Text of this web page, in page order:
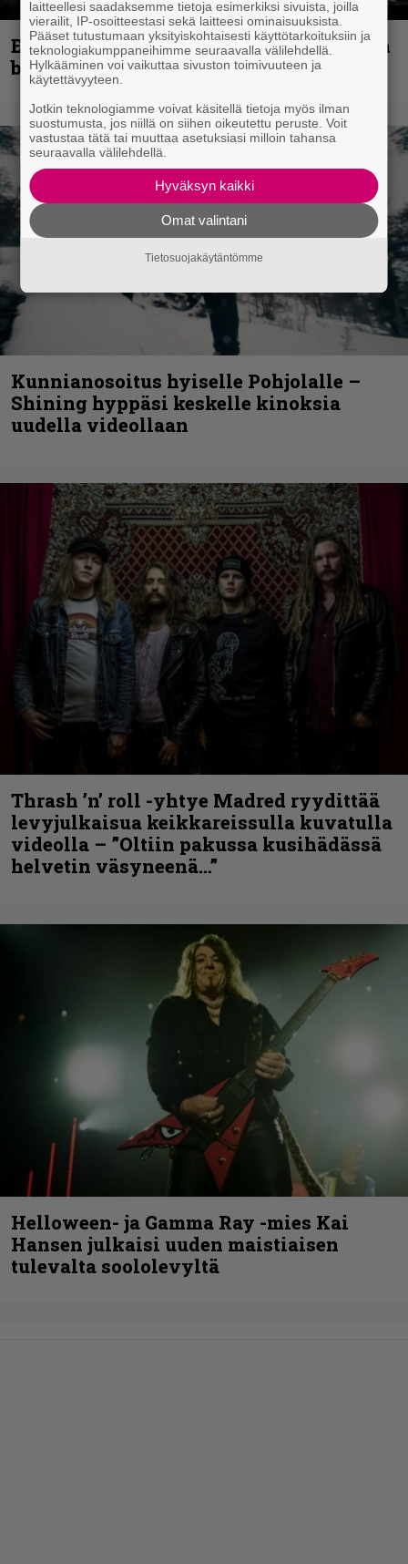
Espoon syyskuu käynnistyy kotimaisen
black metalin merkeissä
Kunnianosoitus hyiselle Pohjolalle –
Shining hyppäsi keskelle kinoksia
uudella videollaan
Thrash ’n’ roll -yhtye Madred ryydittää
levyjulkaisua keikkareissulla kuvatulla
videolla – ”Oltiin pakussa kusihädässä
helvetin väsyneenä…”
Helloween- ja Gamma Ray -mies Kai
Hansen julkaisi uuden maistiaisen
tulevalta soololevyltä
laitteellesi saadaksemme tietoja esimerkiksi sivuista, joilla
vierailit, IP-osoitteestasi sekä laitteesi ominaisuuksista.
Pääset tutustumaan yksityiskohtaisesti käyttötarkoituksiin ja
teknologiakumppaneihimme seuraavalla välilehdellä.
Hylkääminen voi vaikuttaa sivuston toimivuuteen ja
käytettävyyteen.
Jotkin teknologiamme voivat käsitellä tietoja myös ilman
suostumusta, jos niillä on siihen oikeutettu peruste. Voit
vastustaa tätä tai muuttaa asetuksiasi milloin tahansa
seuraavalla välilehdellä.
Hyväksyn kaikki
Omat valintani
Tietosuojakäytäntömme